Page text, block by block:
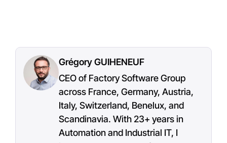
Grégory GUIHENEUF
CEO of Factory Software Group
across France, Germany, Austria,
Italy, Switzerland, Benelux, and
Scandinavia. With 23+ years in
Automation and Industrial IT, I